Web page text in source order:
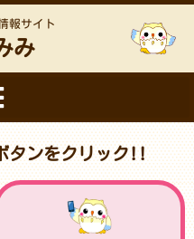
報サイト
み
タンをクリック!!